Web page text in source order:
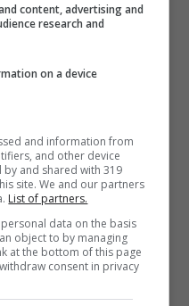
conosce bene
ha ancora un
convinta di come
content, advertising and
research and
on a device
and information from
and other device
by and shared with 319
site. We and our partners
List of partners.
data on the basis
object to by managing
at the bottom of this page
consent in privacy